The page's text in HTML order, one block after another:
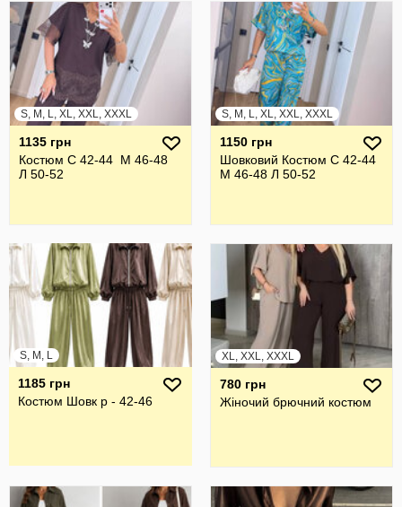
S, M, L, XL, XXL, XXXL
1135 грн
Костюм С 42-44 М 46-48
Л 50-52
S, M, L, XL, XXL, XXXL
1150 грн
Шовковий Костюм С 42-44
М 46-48 Л 50-52
S, M, L
1185 грн
Костюм Шовк р - 42-46
XL, XXL, XXXL
780 грн
Жiночий брючний костюм